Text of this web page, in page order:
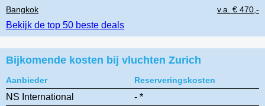
Bangkok
v.a. € 470,-
Bekijk de top 50 beste deals
Bijkomende kosten bij vluchten Zurich
Aanbieder Reserveringskosten
NS International
- *